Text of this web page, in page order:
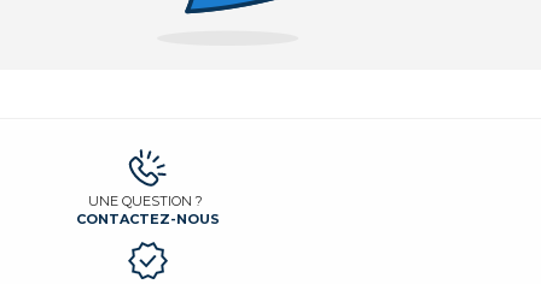
UNE QUESTION ?
CONTACTEZ-NOUS